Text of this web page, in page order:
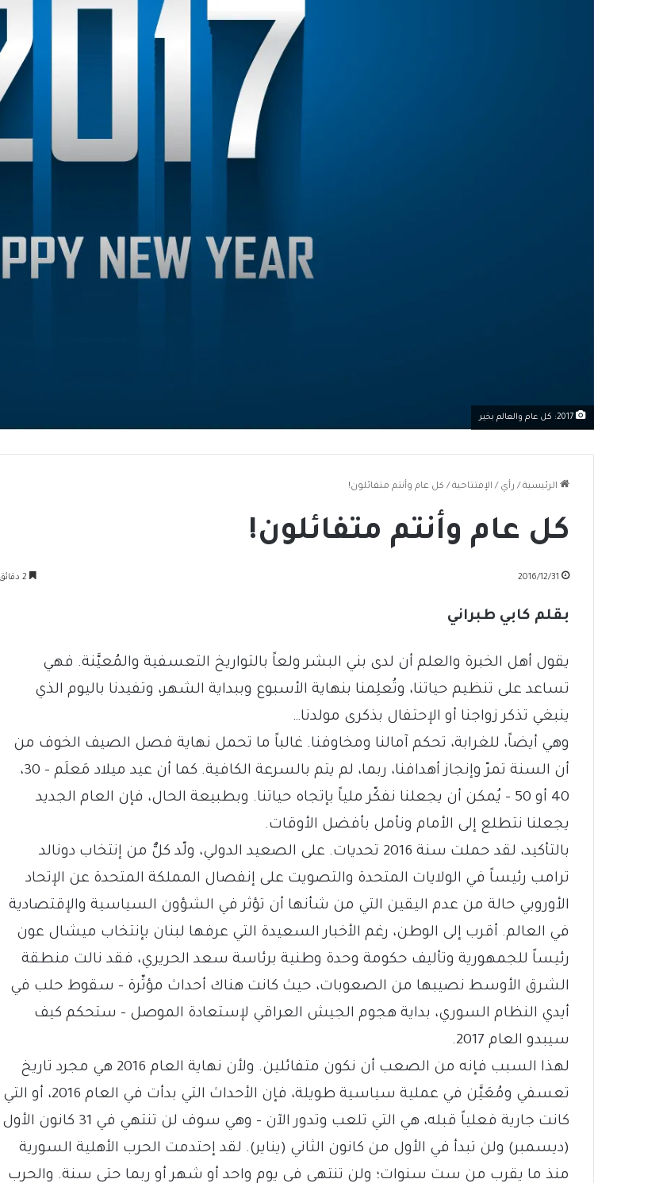
الرئيسية / رأي / الإفتتاحية / كل عام وأنتم متفائلون!
كل عام وأنتم متفائلون!
2016/12/31
بقلم كابي طبراني
يقول أهل الخبرة والعلم أن لدى بني البشر ولعاً بالتواريخ التعسفية والمُعيَّنة. فهي
تساعد على تنظيم حياتنا، وتُعلِمنا بنهاية الأسبوع وببداية الشهر، وتفيدنا باليوم الذي
ينبغي تذكر زواجنا أو الإحتفال بذكرى مولدنا…
وهي أيضاً، للغرابة، تحكم آمالنا ومخاوفنا. غالباً ما تحمل نهاية فصل الصيف الخوف من
أن السنة تمرّ وإنجاز أهدافنا، ربما، لم يتم بالسرعة الكافية. كما أن عيد ميلاد مَعلَم – 30،
40 أو 50 – يُمكن أن يجعلنا نفكّر ملياً بإتجاه حياتنا. وبطبيعة الحال، فإن العام الجديد
يجعلنا نتطلع إلى الأمام ونأمل بأفضل الأوقات.
بالتأكيد، لقد حملت سنة 2016 تحديات. على الصعيد الدولي، ولّد كلٌّ من إنتخاب دونالد
ترامب رئيساً في الولايات المتحدة والتصويت على إنفصال المملكة المتحدة عن الإتحاد
الأوروبي حالة من عدم اليقين التي من شأنها أن تؤثر في الشؤون السياسية والإقتصادية
في العالم. أقرب إلى الوطن، رغم الأخبار السعيدة التي عرفها لبنان بإنتخاب ميشال عون
رئيساً للجمهورية وتأليف حكومة وحدة وطنية برئاسة سعد الحريري، فقد نالت منطقة
الشرق الأوسط نصيبها من الصعوبات، حيث كانت هناك أحداث مؤثّرة – سقوط حلب في
أيدي النظام السوري، بداية هجوم الجيش العراقي لإستعادة الموصل – ستحكم كيف
سيبدو العام 2017.
لهذا السبب فإنه من الصعب أن نكون متفائلين. ولأن نهاية العام 2016 هي مجرد تاريخ
تعسفي ومُعَيَّن في عملية سياسية طويلة، فإن الأحداث التي بدأت في العام 2016، أو التي
كانت جارية فعلياً قبله، هي التي تلعب وتدور الآن – وهي سوف لن تنتهي في 31 كانون الأول
(ديسمبر) ولن تبدأ في الأول من كانون الثاني (يناير). لقد إحتدمت الحرب الأهلية السورية
منذ ما يقرب من ست سنوات؛ ولن تنتهي في يوم واحد أو شهر أو ربما حتى سنة. والحرب